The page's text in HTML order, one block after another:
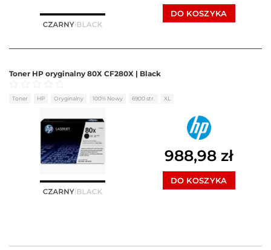
DO KOSZYKA
Toner HP oryginalny 80X CF280X | Black
Oceniono0na 5
Toner HP Oryginalny 100% Nowy 6900 str. XL
988,98 zł
DO KOSZYKA